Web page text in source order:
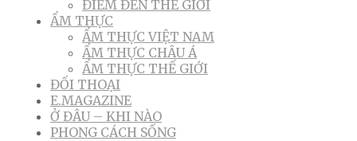
ĐIỂM ĐẾN THẾ GIỚI
ẨM THỰC
ẨM THỰC VIỆT NAM
ẨM THỰC CHÂU Á
ẨM THỰC THẾ GIỚI
ĐỐI THOẠI
E.MAGAZINE
Ở ĐÂU – KHI NÀO
PHONG CÁCH SỐNG